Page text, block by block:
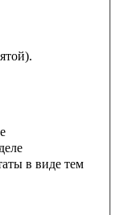
в виде тем